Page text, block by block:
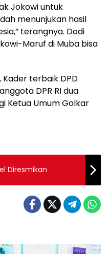
Jokowi untuk
menunjukan hasil
terangnya. Dodi
Maruf di Muba bisa
terbaik DPD
DPR RI dua
Ketua Umum Golkar
Diresmikan